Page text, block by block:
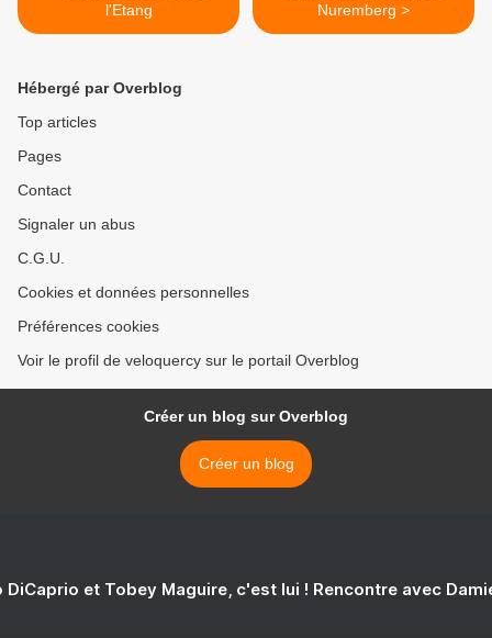
l'Etang
Nuremberg >
Hébergé par Overblog
Top articles
Pages
Contact
Signaler un abus
C.G.U.
Cookies et données personnelles
Préférences cookies
Voir le profil de veloquercy sur le portail Overblog
Créer un blog sur Overblog
Créer un blog
DiCaprio et Tobey Maguire, c'est lui ! Rencontre avec